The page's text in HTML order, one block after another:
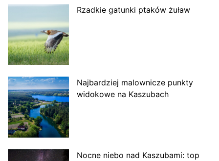
Rzadkie gatunki ptaków żuław
Najbardziej malownicze punkty
widokowe na Kaszubach
Nocne niebo nad Kaszubami: top